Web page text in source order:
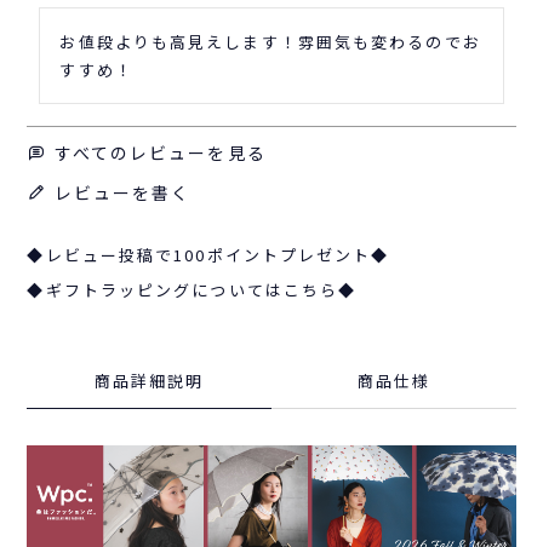
お値段よりも高見えします！雰囲気も変わるのでお
すすめ！
すべてのレビューを見る
レビューを書く
◆レビュー投稿で100ポイントプレゼント◆
◆ギフトラッピングについてはこちら◆
商品詳細説明 商品仕様